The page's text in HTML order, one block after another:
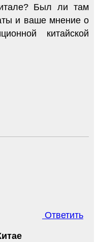
Был ли там
и ваше мнение о
китайской
Ответить